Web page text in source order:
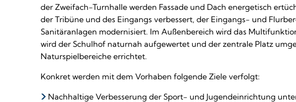
Freizeitzentrum
Wehdem
der Zweifach-Turnhalle werden Fassade und Dach energetisch
der Tribüne und des Eingangs verbessert, der Eingangs- und
Sanitäranlagen modernisiert. Im Außenbereich wird das
wird der Schulhof naturnah aufgewertet und der zentrale Platz
Naturspielbereiche errichtet.
Konkret werden mit dem Vorhaben folgende Ziele verfolgt:
Nachhaltige Verbesserung der Sport- und Jugendeinrichtung